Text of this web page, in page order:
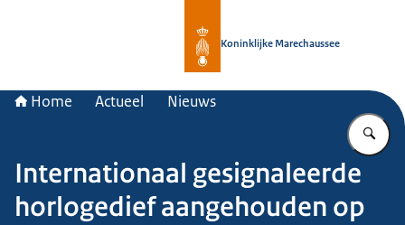
Koninklijke Marechaussee
Home Actueel Nieuws
Internationaal gesignaleerde
horlogedief aangehouden op